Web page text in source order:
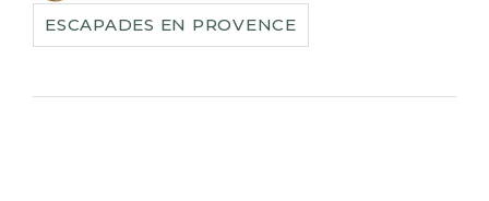
ESCAPADES EN PROVENCE